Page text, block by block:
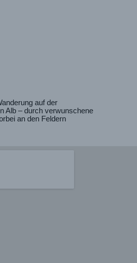
auf der
Alb – durch verwunschene
an den Feldern